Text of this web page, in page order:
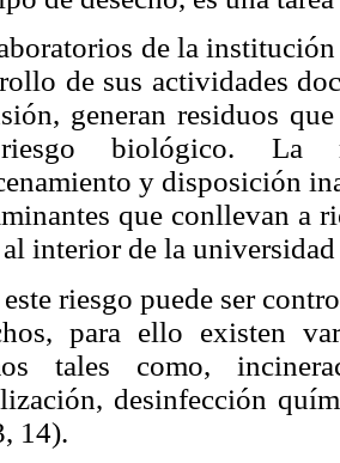
de la
de sus actividades
generan residuos
biológico. La
y disposición
que conllevan a
interior de la
riesgo puede ser
para ello existen
tales como,
desinfección
14).